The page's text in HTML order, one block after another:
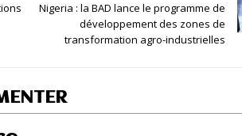
Nigeria : la BAD lance le programme de
développement des zones de
transformation agro-industrielles